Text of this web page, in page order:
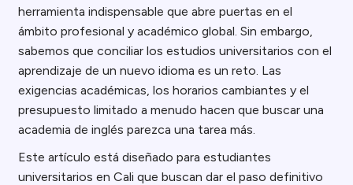
herramienta indispensable que abre puertas en el
ámbito profesional y académico global. Sin embargo,
sabemos que conciliar los estudios universitarios con el
aprendizaje de un nuevo idioma es un reto. Las
exigencias académicas, los horarios cambiantes y el
presupuesto limitado a menudo hacen que buscar una
academia de inglés parezca una tarea más.
Este artículo está diseñado para estudiantes
universitarios en Cali que buscan dar el paso definitivo